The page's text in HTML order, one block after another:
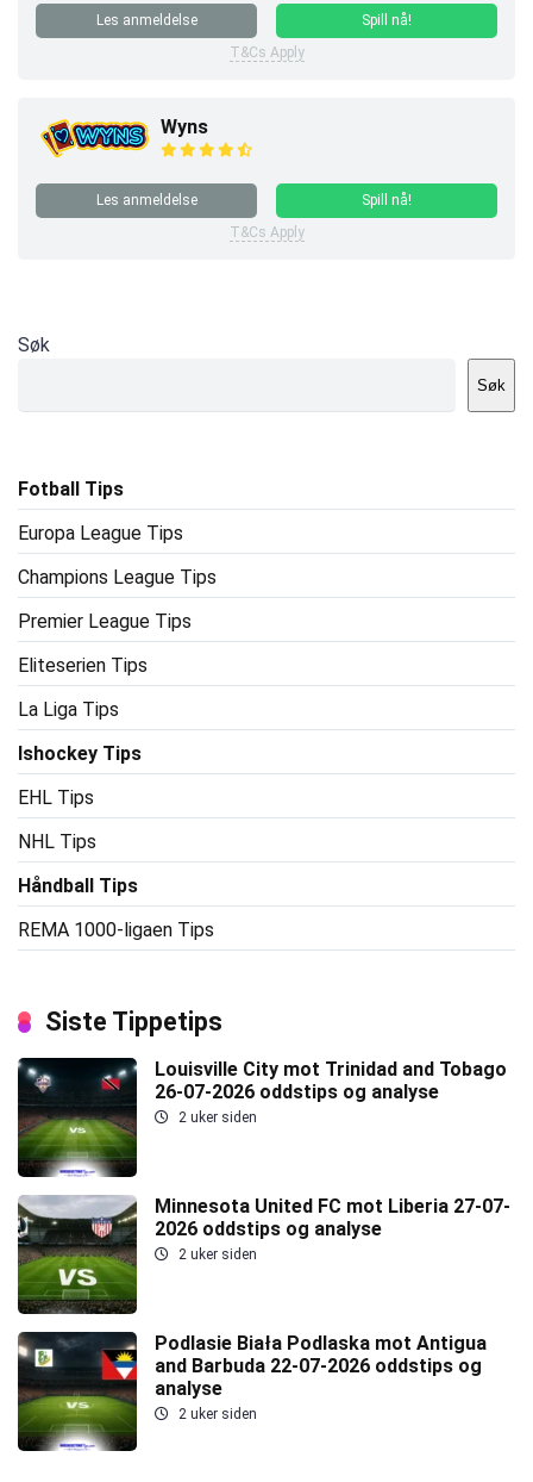
Les anmeldelse
Spill nå!
T&Cs Apply
Wyns
Les anmeldelse
Spill nå!
T&Cs Apply
Søk
Søk
Fotball Tips
Europa League Tips
Champions League Tips
Premier League Tips
Eliteserien Tips
La Liga Tips
Ishockey Tips
EHL Tips
NHL Tips
Håndball Tips
REMA 1000-ligaen Tips
Siste Tippetips
Louisville City mot Trinidad and Tobago
26-07-2026 oddstips og analyse
2 uker siden
Minnesota United FC mot Liberia 27-07-
2026 oddstips og analyse
2 uker siden
Podlasie Biała Podlaska mot Antigua
and Barbuda 22-07-2026 oddstips og
analyse
2 uker siden